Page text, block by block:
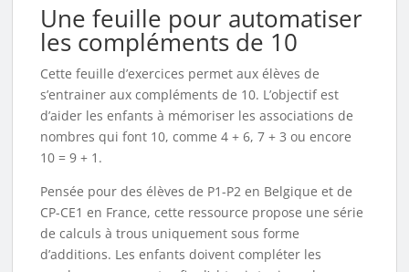
Une feuille pour automatiser
les compléments de 10
Cette feuille d’exercices permet aux élèves de
s’entrainer aux compléments de 10. L’objectif est
d’aider les enfants à mémoriser les associations de
nombres qui font 10, comme 4 + 6, 7 + 3 ou encore
10 = 9 + 1.
Pensée pour des élèves de P1-P2 en Belgique et de
CP-CE1 en France, cette ressource propose une série
de calculs à trous uniquement sous forme
d’additions. Les enfants doivent compléter les